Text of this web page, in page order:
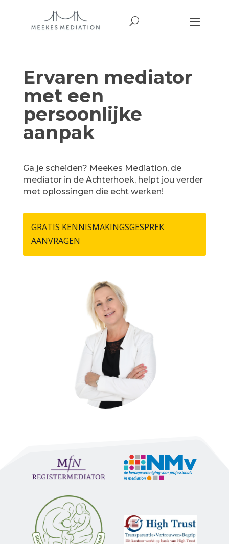
Ervaren mediator
met een
persoonlijke
aanpak
Ga je scheiden? Meekes Mediation, de
mediator in de Achterhoek, helpt jou verder
met oplossingen die echt werken!
GRATIS KENNISMAKINGSGESPREK
AANVRAGEN